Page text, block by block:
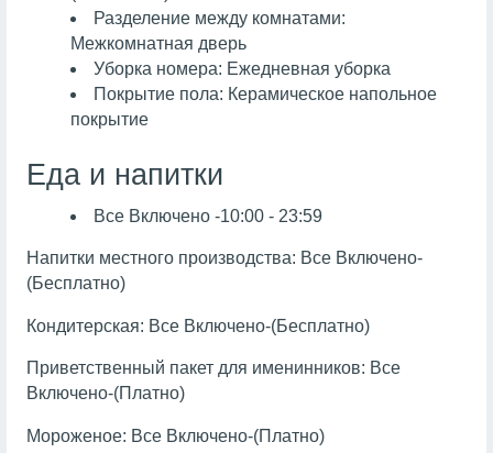
Разделение между комнатами:
Межкомнатная дверь
Уборка номера: Ежедневная уборка
Покрытие пола: Керамическое напольное
покрытие
Еда и напитки
Все Включено -10:00 - 23:59
Напитки местного производства: Все Включено-
(Бесплатно)
Кондитерская: Все Включено-(Бесплатно)
Приветственный пакет для именинников: Все
Включено-(Платно)
Мороженое: Все Включено-(Платно)